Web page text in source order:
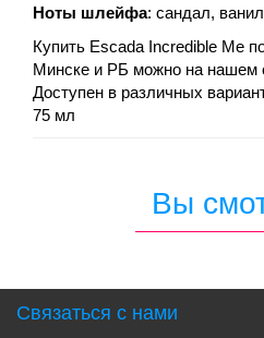
Ноты шлейфа: сандал,
Купить Escada Incredible Me
Минске и РБ можно на нашем
Доступен в различных
75 мл
Вы
Связаться с нами